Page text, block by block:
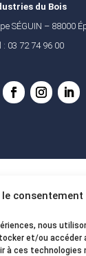
le consentement
nous
et/ou accéder
à ces technologies
du Bois
SÉGUIN – 88000
: 03 72 74 96 00